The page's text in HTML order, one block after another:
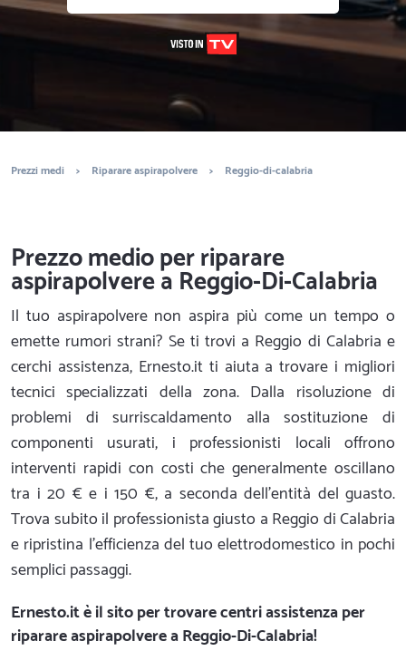
Prezzi medi > Riparare aspirapolvere > Reggio-di-calabria
Prezzo medio per riparare
aspirapolvere a Reggio-Di-Calabria
Il tuo aspirapolvere non aspira più come un tempo o
emette rumori strani? Se ti trovi a Reggio di Calabria e
cerchi assistenza, Ernesto.it ti aiuta a trovare i migliori
tecnici specializzati della zona. Dalla risoluzione di
problemi di surriscaldamento alla sostituzione di
componenti usurati, i professionisti locali offrono
interventi rapidi con costi che generalmente oscillano
tra i 20 € e i 150 €, a seconda dell'entità del guasto.
Trova subito il professionista giusto a Reggio di Calabria
e ripristina l'efficienza del tuo elettrodomestico in pochi
semplici passaggi.
Ernesto.itè il sito per trovare centri assistenza per
riparare aspirapolvere a Reggio-Di-Calabria!